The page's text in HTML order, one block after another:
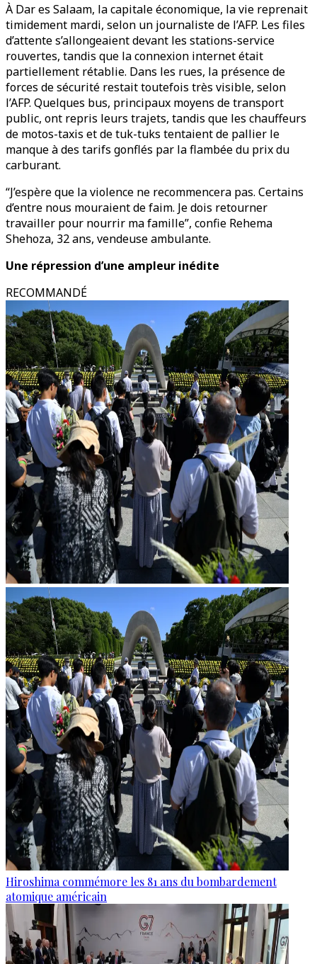
À Dar es Salaam, la capitale économique, la vie reprenait
timidement mardi, selon un journaliste de l’AFP. Les files
d’attente s’allongeaient devant les stations-service
rouvertes, tandis que la connexion internet était
partiellement rétablie. Dans les rues, la présence de
forces de sécurité restait toutefois très visible, selon
l’AFP. Quelques bus, principaux moyens de transport
public, ont repris leurs trajets, tandis que les chauffeurs
de motos-taxis et de tuk-tuks tentaient de pallier le
manque à des tarifs gonflés par la flambée du prix du
carburant.
“J’espère que la violence ne recommencera pas. Certains
d’entre nous mouraient de faim. Je dois retourner
travailler pour nourrir ma famille”, confie Rehema
Shehoza, 32 ans, vendeuse ambulante.
Une répression d’une ampleur inédite
RECOMMANDÉ
Hiroshima commémore les 81 ans du bombardement
atomique américain